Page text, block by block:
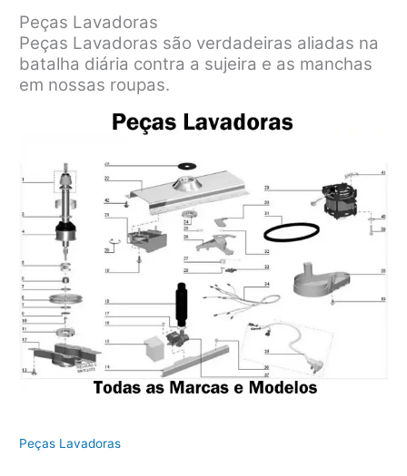
Peças Lavadoras
Peças Lavadoras são verdadeiras aliadas na
batalha diária contra a sujeira e as manchas
em nossas roupas.
Peças Lavadoras